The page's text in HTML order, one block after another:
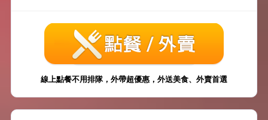
線上點餐不用排隊，外帶超優惠，外送美食、外賣首選